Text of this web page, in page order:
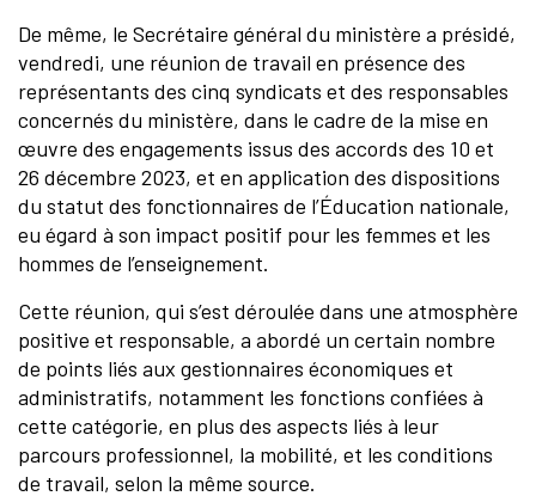
De même, le Secrétaire général du ministère a présidé,
vendredi, une réunion de travail en présence des
représentants des cinq syndicats et des responsables
concernés du ministère, dans le cadre de la mise en
œuvre des engagements issus des accords des 10 et
26 décembre 2023, et en application des dispositions
du statut des fonctionnaires de l’Éducation nationale,
eu égard à son impact positif pour les femmes et les
hommes de l’enseignement.
Cette réunion, qui s’est déroulée dans une atmosphère
positive et responsable, a abordé un certain nombre
de points liés aux gestionnaires économiques et
administratifs, notamment les fonctions confiées à
cette catégorie, en plus des aspects liés à leur
parcours professionnel, la mobilité, et les conditions
de travail, selon la même source.